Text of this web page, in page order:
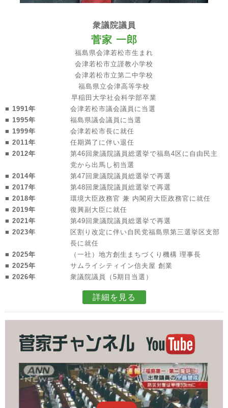
衆議院議員
菅家 一郎
福島県会津若松市生まれ
会津若松市立謹教小学校
会津若松市立第二中学校
福島県立会津高等学校
早稲田大学社会科学部卒業
■ 1991年
会津若松市議会議員に当選
■ 1995年
福島県議会議員に当選
■ 1999年
会津若松市長に就任
■ 2011年
任期満了に伴い退任
■ 2012年
第46回衆議院議員総選挙で福島4区に自由民主
党から出馬し初当選
■ 2014年
第47回衆議院議員総選挙で再選
■ 2017年
第48回衆議院議員総選挙で再選
■ 2018年
環境大臣政務官 兼 内閣府大臣政務官に就任
■ 2019年
復興副大臣に就任
■ 2021年
第49回衆議院議員総選挙で再選
■ 2023年
区割り改定に伴い自民党福島県第三選挙区支部
長に就任
■ 2025年
（一社）地方創生まちづくり機構 理事長
■ 2025年
サムライシティイン信夫屋 創業
■ 2026年
衆議院議員（5期目当選）
詳細を見る